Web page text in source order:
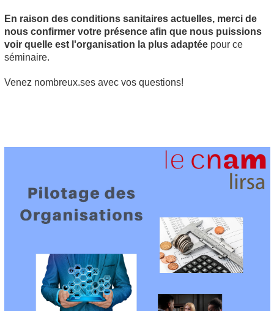
En raison des conditions sanitaires actuelles, merci de
nous confirmer votre présence afin que nous puissions
voir quelle est l'organisation la plus adaptée pour ce
séminaire.
Venez nombreux.ses avec vos questions!